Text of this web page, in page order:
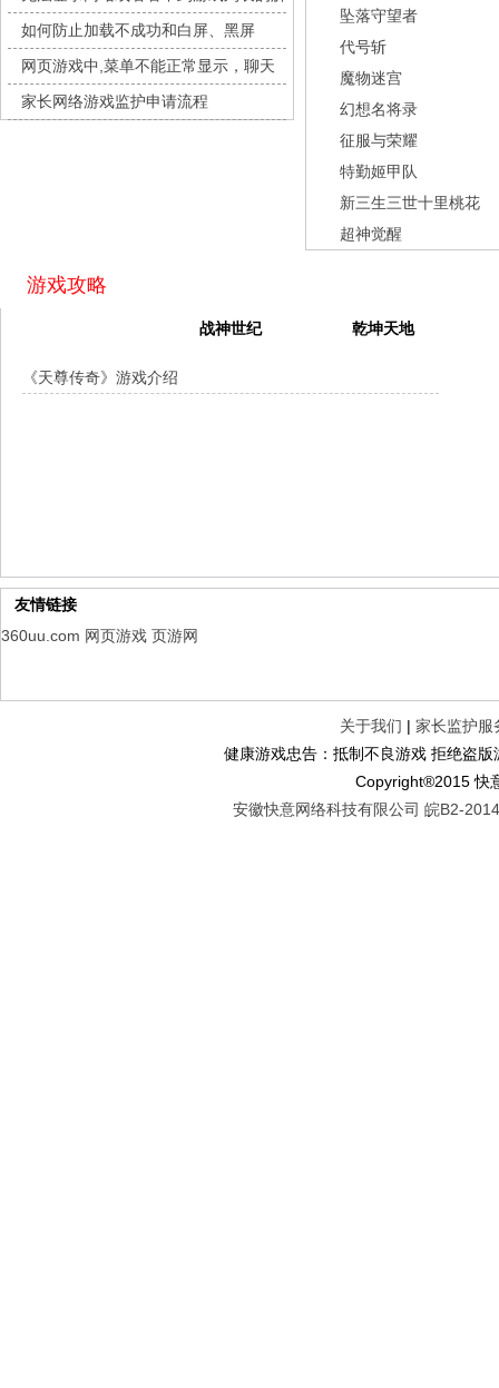
绝地苍穹
每日新服
今日 10:00点
代号斩
每日新服
今日 10:00点
异星战舰
每日新服
今日 10:00点
天空的魔幻城
山海经异兽录 每日新服
决方法
如何防止加载不成功和白屏、黑屏
网页游戏中,菜单不能正常显示，聊天
及其它功能不能正常使用的解决办法
家长网络游戏监护申请流程
坠落守望者
代号斩
魔物迷宫
幻想名将录
征服与荣耀
特勤姬甲队
新三生三世十里桃花
超神觉醒
游戏攻略
战神世纪 乾坤天地
《天尊传奇》游戏介绍
友情链接
360uu.com 网页游戏 页游网
关于我们 | 家长监护服
健康游戏忠告：抵制不良游戏 拒绝盗
Copyright®2015 快
安徽快意网络科技有限公司 皖B2-